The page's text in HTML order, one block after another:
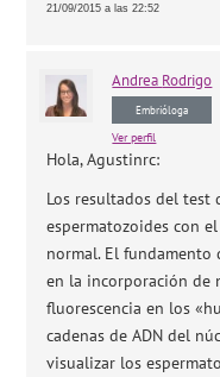
21/09/2015 a las 22:52
Andrea Rodrigo
Embrióloga
Ver perfil
Hola, Agustinrc:
Los resultados del test
espermatozoides con
normal. El fundamento
en la incorporación de
fluorescencia en los
cadenas de ADN del
visualizar los